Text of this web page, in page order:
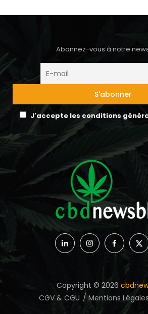
Abonnez-vous à notre
J'accepte les conditions
Copyright © 2026
CGV & CGU
Mentions Légales